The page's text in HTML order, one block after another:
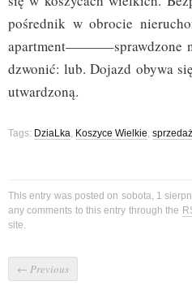
pośrednik w obrocie
apartment———–sprawdzone
dzwonić: lub. Dojazd obywa
utwardzoną.
Tags: DziaLka, Koszyce Wielkie, sprzedaż
This entry was posted on sobota, 1
any comments to this entry through the
site.
← Previous